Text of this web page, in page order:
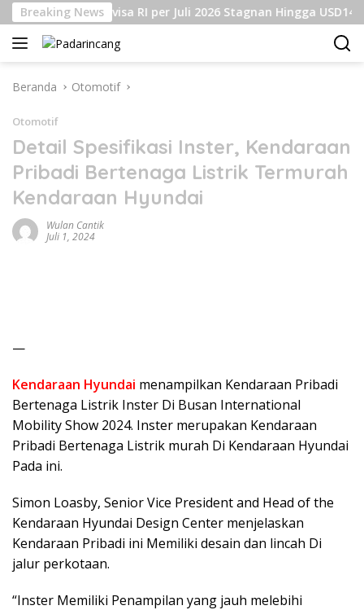
Langsung
ke
konten
Breaking News
Devisa RI per Juli 2026 Stagnan Hingga USD145
Beranda Otomotif
Otomotif
Detail Spesifikasi Inster, Kendaraan
Pribadi Bertenaga Listrik Termurah
Kendaraan Hyundai
Wulan Cantik
Juli 1, 2024
—
Kendaraan Hyundai menampilkan Kendaraan Pribadi
Bertenaga Listrik Inster Di Busan International
Mobility Show 2024. Inster merupakan Kendaraan
Pribadi Bertenaga Listrik murah Di Kendaraan Hyundai
Pada ini.
Simon Loasby, Senior Vice President and Head of the
Kendaraan Hyundai Design Center menjelaskan
Kendaraan Pribadi ini Memiliki desain dan lincah Di
jalur perkotaan.
“Inster Memiliki Penampilan yang jauh melebihi